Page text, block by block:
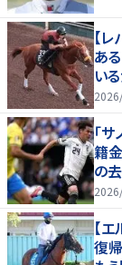
【
あ
い
「
籍
の
の
【
復